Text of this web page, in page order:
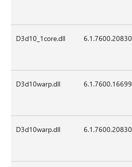
D3d10_1core.dll 6.1.7600.20830
D3d10warp.dll 6.1.7600.16699
D3d10warp.dll 6.1.7600.20830